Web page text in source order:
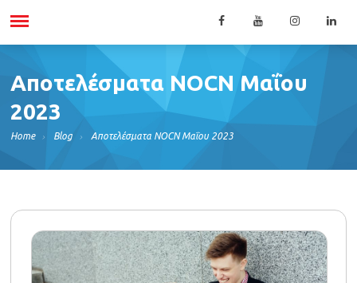
Αποτελέσματα NOCN Μαΐου
2023
Home Blog Αποτελέσματα NOCN Μαΐου 2023